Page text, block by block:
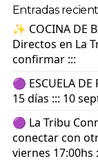
Entradas
✨ COCINA DE
Directos en La
confirmar :::
🟣 ESCUELA
15 días ::: 10
🟣 La Tribu
conectar con
viernes 17:00hs